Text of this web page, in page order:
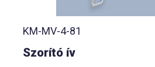
KM-MV-4-81
Szorító ív